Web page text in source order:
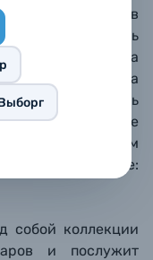
отпечатков
легко поменять
альбома
в оконце на
поставить
бумажные
методом
на странице:
собой коллекции
и послужит